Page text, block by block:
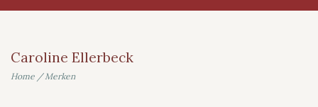
Caroline Ellerbeck
Home /Merken